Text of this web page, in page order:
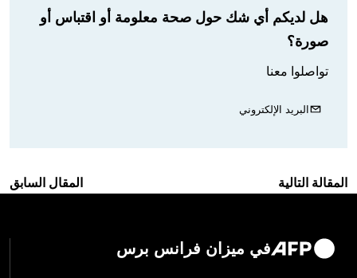
هل لديكم أي شك حول صحة معلومة أو اقتباس أو
صورة؟
تواصلوا معنا
البريد الإلكتروني
المقالة التالية المقال السابق
في ميزان فرانس برس